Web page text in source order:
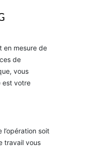
en mesure de
de
vous
est votre
soit
travail vous